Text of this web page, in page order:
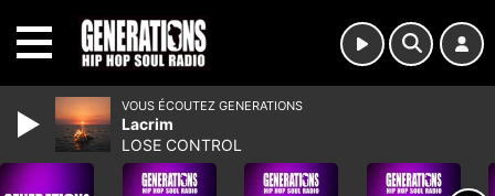
VOUS ÉCOUTEZ GENERATIONS
Lacrim
LOSE CONTROL